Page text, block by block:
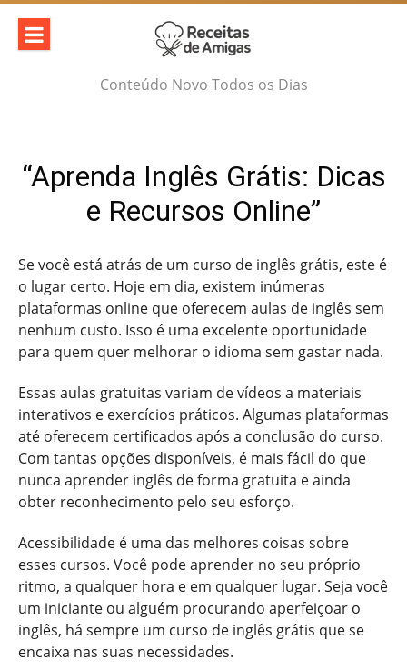
Skip
content
Conteúdo Novo Todos os Dias
“Aprenda Inglês Grátis: Dicas
e Recursos Online”
Se você está atrás de um curso de inglês grátis, este é
o lugar certo. Hoje em dia, existem inúmeras
plataformas online que oferecem aulas de inglês sem
nenhum custo. Isso é uma excelente oportunidade
para quem quer melhorar o idioma sem gastar nada.
Essas aulas gratuitas variam de vídeos a materiais
interativos e exercícios práticos. Algumas plataformas
até oferecem certificados após a conclusão do curso.
Com tantas opções disponíveis, é mais fácil do que
nunca aprender inglês de forma gratuita e ainda
obter reconhecimento pelo seu esforço.
Acessibilidade é uma das melhores coisas sobre
esses cursos. Você pode aprender no seu próprio
ritmo, a qualquer hora e em qualquer lugar. Seja você
um iniciante ou alguém procurando aperfeiçoar o
inglês, há sempre um curso de inglês grátis que se
encaixa nas suas necessidades.